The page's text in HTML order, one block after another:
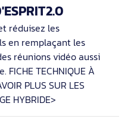
réduisez les
en remplaçant les
réunions vidéo aussi
TECHNIQUE À
PLUS SUR LES
HYBRIDE>